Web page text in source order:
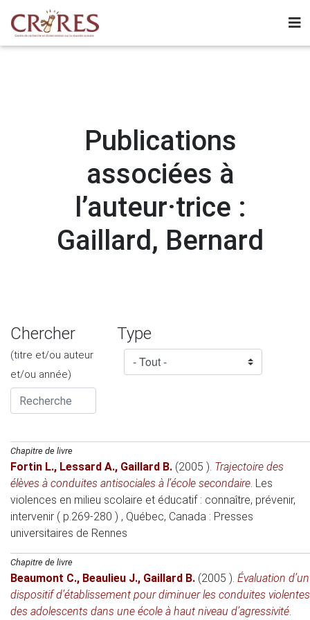
Publications
associées à
l’auteur·trice :
Gaillard, Bernard
Chercher
(titre et/ou auteur
et/ou année)
Type
Chapitre de livre
Fortin L., Lessard A., Gaillard B. (2005 ). Trajectoire des
élèves à conduites antisociales à l’école secondaire. Les
violences en milieu scolaire et éducatif : connaître, prévenir,
intervenir ( p.269-280 ) , Québec, Canada : Presses
universitaires de Rennes
Chapitre de livre
Beaumont C., Beaulieu J., Gaillard B. (2005 ). Évaluation d’un
dispositif d’établissement pour diminuer les conduites violentes
des adolescents dans une école à haut niveau d’agressivité.